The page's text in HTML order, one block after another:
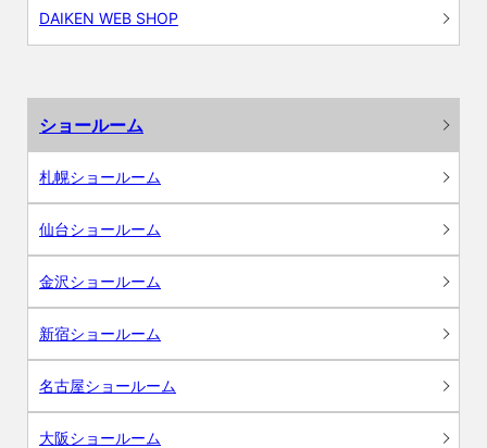
DAIKEN WEB SHOP
ショールーム
札幌ショールーム
仙台ショールーム
金沢ショールーム
新宿ショールーム
名古屋ショールーム
大阪ショールーム